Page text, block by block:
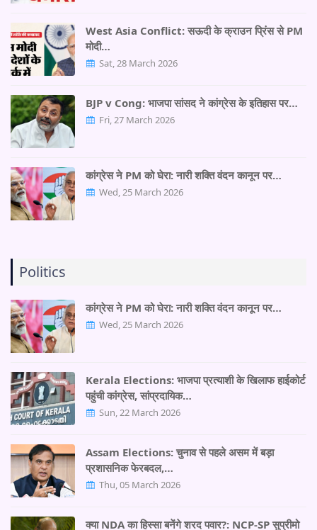
West Asia Conflict: सऊदी के क्राउन प्रिंस से PM
मोदी…
Sat, 28 March 2026
BJP v Cong: भाजपा सांसद ने कांग्रेस के इतिहास पर…
Fri, 27 March 2026
कांग्रेस ने PM को घेरा: नारी शक्ति वंदन कानून पर…
Wed, 25 March 2026
Politics
कांग्रेस ने PM को घेरा: नारी शक्ति वंदन कानून पर…
Wed, 25 March 2026
Kerala Elections: भाजपा प्रत्याशी के खिलाफ हाईकोर्ट
पहुंची कांग्रेस, सांप्रदायिक…
Sun, 22 March 2026
Assam Elections: चुनाव से पहले असम में बड़ा
प्रशासनिक फेरबदल,…
Thu, 05 March 2026
क्या NDA का हिस्सा बनेंगे शरद पवार?: NCP-SP सुप्रीमो